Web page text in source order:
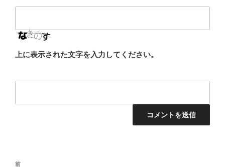
上に表示された文字を入力してください。
投
前
前